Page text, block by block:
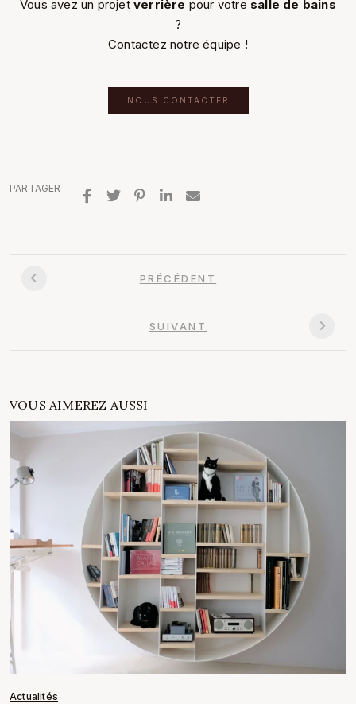
Vous avez un projetverrière pour votre salle de bains
?
Contactez notre équipe !
NOUS CONTACTER
PARTAGER
PRÉCÉDENT
SUIVANT
VOUS AIMEREZ AUSSI
Actualités